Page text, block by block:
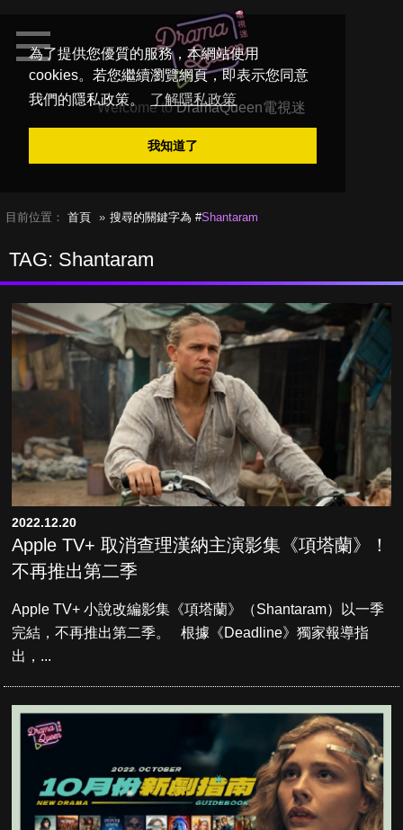
為了提供您優質的服務，本網站使用
cookies。若您繼續瀏覽網頁，即表示您同意
我們的隱私政策。
了解隱私政策
我知道了
Welcome toDramaQueen電視迷
目前位置： 首頁 搜尋的關鍵字為 #Shantaram
TAG: Shantaram
2022.12.20
Apple TV+ 取消查理漢納主演影集《項塔蘭》！
不再推出第二季
Apple TV+ 小說改編影集《項塔蘭》（Shantaram）以一季
完結，不再推出第二季。 根據《Deadline》獨家報導指
出，...